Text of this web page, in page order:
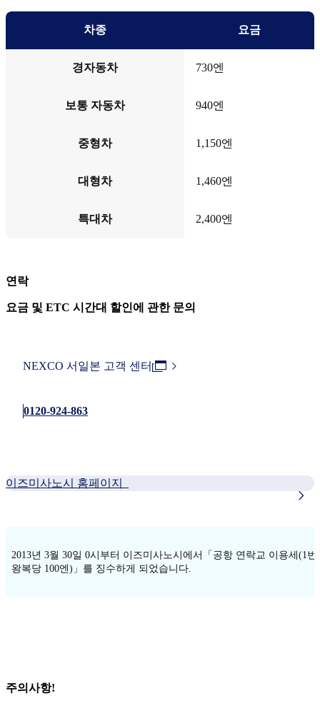
차종 요금
경자동차 730엔
보통 자동차 940엔
중형차 1,150엔
대형차 1,460엔
특대차 2,400엔
연락
요금 및 ETC 시간대 할인에 관한 문의
NEXCO 서일본 고객 센터
0120-924-863
이즈미사노시 홈페이지
2013년 3월 30일 0시부터 이즈미사노시에서「공항 연락교 이용세(1번
왕복당 100엔)」를 징수하게 되었습니다.
주의사항!